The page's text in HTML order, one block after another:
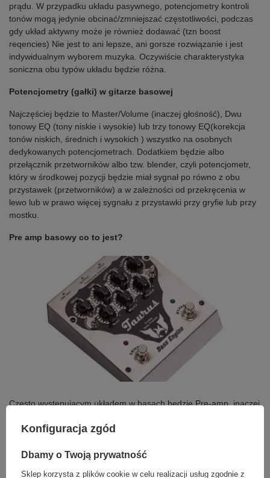
prądu. W przypadku układu pasywnego, potencjometry kontroli
tonów mogą jedynie obcinać/zmniejszać częstotliwości, podczas
gdy układ aktywny może je również dodawać (tzn boost
reqencies) Nie jest to ani lepsze, ani gorsze rozwiązanie i jest
indywidualnym wyborem muzyka. Oczywiście charakterystyka
soniczna obu typów układu będzie różna.
Potencjometry (gałki) w gitarze basowej
Najczęściej będzie to Master/Volume (inaczej głośność), Dwu
tonowy EQ (tony niskie i wysokie) lub trzy tonowy EQ(korekcja
tonów niskich, średnich i wysokich ) wszystko na osobnych
dedykowanych potencjometrach. Dodatkiem będzie albo
przełącznik przetworników albo tzw. blender, czyli potencjometr,
który w środkowej pozycji będzie miał sygnał po równo z obu
przystawek (przetworników) a w zależności od przekręcenia w
lewo lub w prawo więcej sygnału z przystawki przy gryfie lub przy
mostku.
Pre amp basowy co to jest?
Często występującym układem w basach będzie Pre-amp, inaczej
boost(podbicie) poszczególnych częstotliwości i dodaje oddzielną
ten układ włączać lub wyłączać na przykład poprzez przełącznik
Konfiguracja zgód
Dbamy o Twoją prywatność
Sklep korzysta z plików cookie w celu realizacji usług zgodnie z